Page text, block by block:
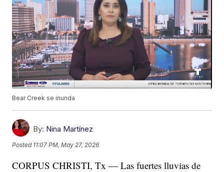
Bear Creek se inunda
By: Nina Martínez
Posted 11:07 PM, May 27, 2026
CORPUS CHRISTI, Tx — Las fuertes lluvias de